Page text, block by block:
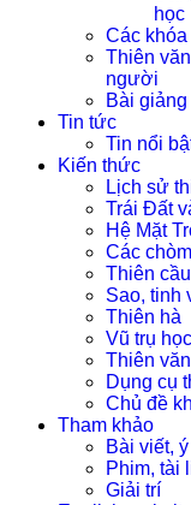
học
Các
Thiên
người
Bài
Tin tức
Tin nổi
Kiến thức
Lịch sử
Trái Đất
Hệ Mặt
Các
Thiên
Sao, tinh
Thiên hà
Vũ trụ học
Thiên
Dụng cụ
Chủ đề
Tham khảo
Bài viết,
Phim, tài
Giải trí